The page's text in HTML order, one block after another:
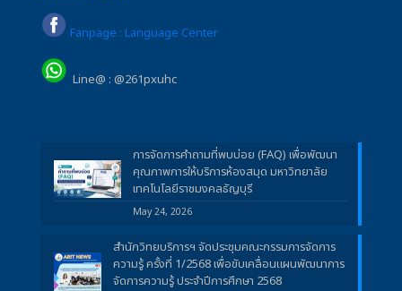
Fanpage : Language Center
Line@ : @261pxuhc
การจัดการคำถามที่พบบ่อย (FAQ) เพื่อพัฒนา
คุณภาพการให้บริการห้องสมุด มหาวิทยาลัย
เทคโนโลยีราชมงคลธัญบุรี
May 24, 2026
สำนักวิทยบริการฯ จัดประชุมคณะกรรมการจัดการ
ความรู้ ครั้งที่ 1/2568 เพื่อขับเคลื่อนแผนพัฒนาการ
จัดการความรู้ ประจำปีการศึกษา 2568